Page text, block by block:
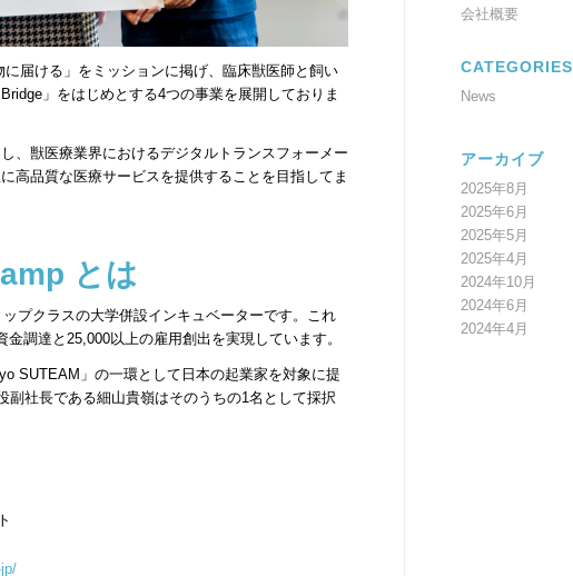
届ける」をミッションに掲げ、臨床獣医師と飼い
」をはじめとする4つの事業を展開しておりま
、獣医療業界におけるデジタルトランスフォーメー
高品質な医療サービスを提供することを目指してま
とは
プクラスの大学併設インキュベーターです。これ
調達と25,000以上の雇用創出を実現しています。
SUTEAM」の一環として日本の起業家を対象に提
社長である細山貴嶺はそのうちの1名として採択
会社概要
CATEGORIES
News
アーカイブ
2025年8月
2025年6月
2025年5月
2025年4月
2024年10月
2024年6月
2024年4月